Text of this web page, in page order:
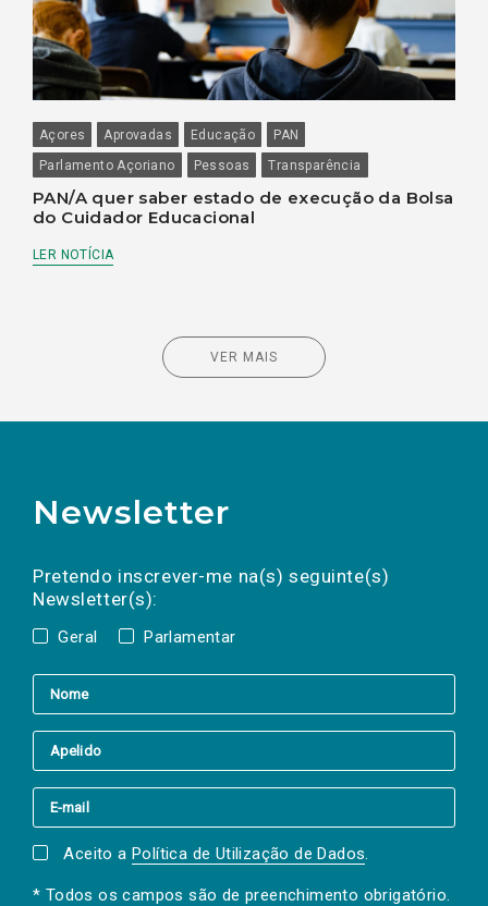
Açores Aprovadas Educação
PAN
Parlamento Açoriano
Pessoas Transparência
PAN/A quer saber estado de execução da Bolsa
do Cuidador Educacional
LER NOTÍCIA
VER MAIS
Newsletter
Pretendo inscrever-me na(s) seguinte(s)
Newsletter(s):
Geral Parlamentar
a(s) newsletter(s).
mail
Aceito a Política de Utilização de Dados.
* Todos os campos são de preenchimento obrigatório.